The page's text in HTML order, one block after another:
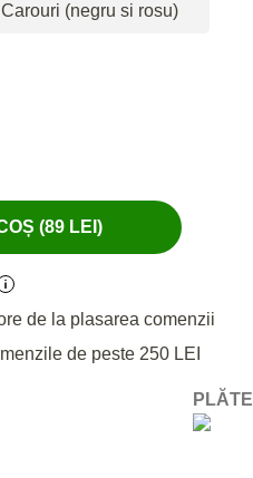
(negru si rosu)
(89 LEI)
de la plasarea comenzii
de peste 250 LEI